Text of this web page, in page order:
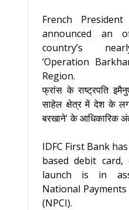
French
announced an
country’s
‘Operation
Region.
फ्रांस के राष्ट्रपति
साहेल क्षेत्र में देश के
बरखाने' के आधिकारिक
IDFC First Bank
based debit card,
launch is in
National
(NPCI).